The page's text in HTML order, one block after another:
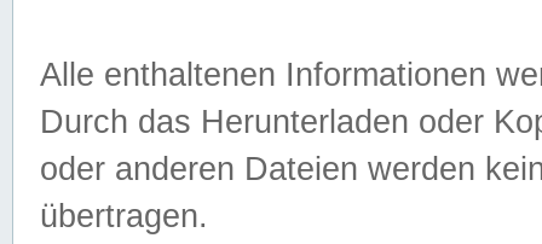
Alle enthaltenen Informationen
Durch das Herunterladen oder
oder anderen Dateien werden
übertragen.